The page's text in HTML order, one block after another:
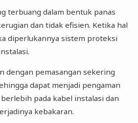
terbuang dalam bentuk panas
dan tidak efisien. Ketika hal
diperlukannya sistem proteksi
dengan pemasangan sekering
dapat menjadi pengaman
pada kabel instalasi dan
kebakaran.